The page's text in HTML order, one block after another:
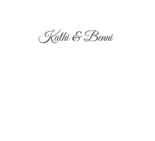
Kathi & Benni